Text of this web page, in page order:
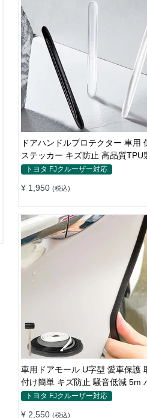
ドアハンドルプロテクター 車用
ステッカー キズ防止 高品質TPU
枚セット
トヨタ FJクルーザー対応
¥ 1,950 (税込)
車用ドアモール U字型 愛車保護
付け簡単 キズ防止 騒音低減 5m
パーストリップ
トヨタ FJクルーザー対応
¥ 2,550 (税込)